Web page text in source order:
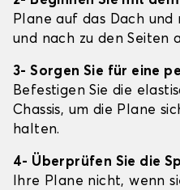
Plane auf das Dach und
und nach zu den Seiten
3- Sorgen Sie für eine
Befestigen Sie die
Chassis, um die Plane
halten.
4- Überprüfen Sie die
Ihre Plane nicht, wenn